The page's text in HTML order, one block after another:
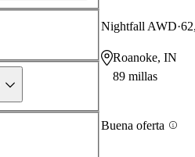
Nightfall AWD
Roanoke, IN
89 millas
Buena oferta